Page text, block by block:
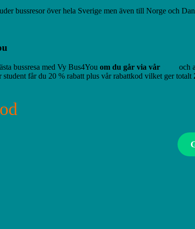
bussresor över hela Sverige men även till Norge och
bussresa med Vy Bus4You om du går via vår
och
får du 20 % rabatt plus vår rabattkod vilket ger totalt